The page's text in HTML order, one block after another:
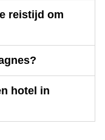
reistijd om
hotel in